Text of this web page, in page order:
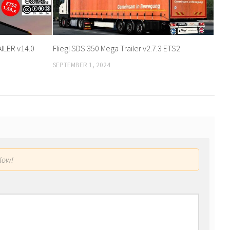
v14.0 Fliegl SDS 350 Mega Trailer v2.7.3 ETS2
SEPTEMBER 1, 2024